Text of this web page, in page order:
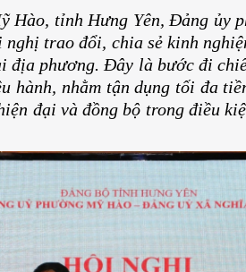
Hào, tỉnh Hưng Yên, Đảng ủy
trao đổi, chia sẻ kinh
địa phương. Đây là bước đi
hành, nhằm tận dụng tối đa
đại và đồng bộ trong điều